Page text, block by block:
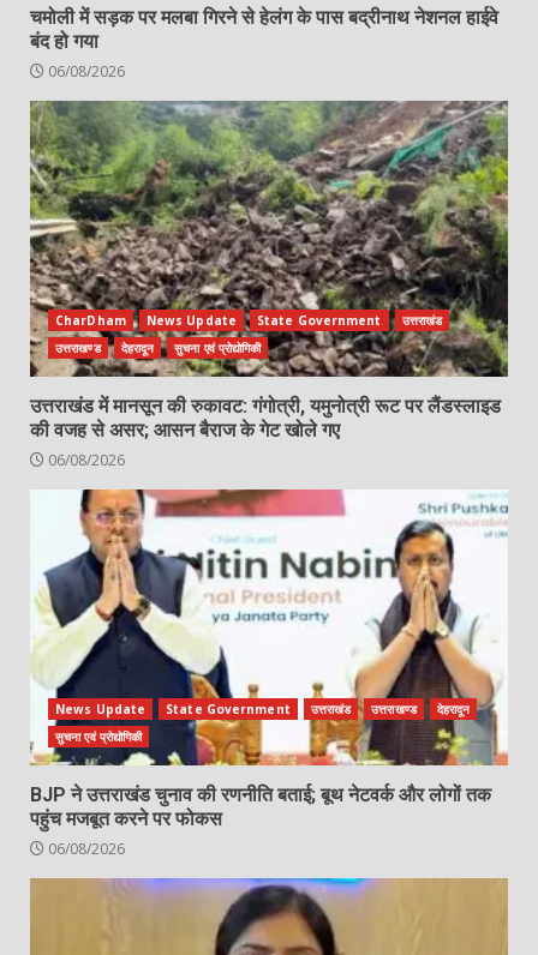
चमोली में सड़क पर मलबा गिरने से हेलंग के पास बद्रीनाथ नेशनल हाईवे
बंद हो गया
06/08/2026
CharDham News Update State Government
उत्तराखंड
उत्तराखण्ड
देहरादून सुचना एवं प्रोद्योगिकी
उत्तराखंड में मानसून की रुकावट: गंगोत्री, यमुनोत्री रूट पर लैंडस्लाइड
की वजह से असर; आसन बैराज के गेट खोले गए
06/08/2026
News Update State Government उत्तराखंड उत्तराखण्ड
देहरादून
सुचना एवं प्रोद्योगिकी
BJP ने उत्तराखंड चुनाव की रणनीति बताई; बूथ नेटवर्क और लोगों तक
पहुंच मजबूत करने पर फोकस
06/08/2026